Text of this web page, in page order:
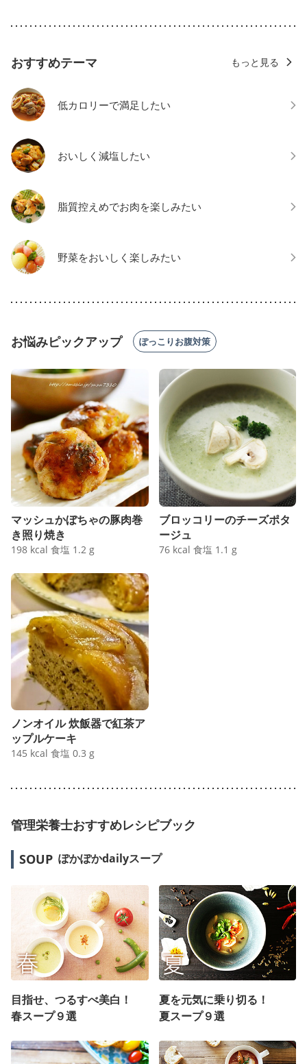
おすすめテーマ もっと見る
低カロリーで満足したい
おいしく減塩したい
脂質控えめでお肉を楽しみたい
野菜をおいしく楽しみたい
お悩みピックアップ ぽっこりお腹対策
マッシュかぼちゃの豚肉巻
き照り焼き
198 kcal 食塩 1.2 g
ブロッコリーのチーズポタ
ージュ
76 kcal 食塩 1.1 g
ノンオイル 炊飯器で紅茶ア
ップルケーキ
145 kcal 食塩 0.3 g
管理栄養士おすすめレシピブック
SOUP ぽかぽかdailyスープ
目指せ、つるすべ美白！
春スープ９選
夏を元気に乗り切る！
夏スープ９選